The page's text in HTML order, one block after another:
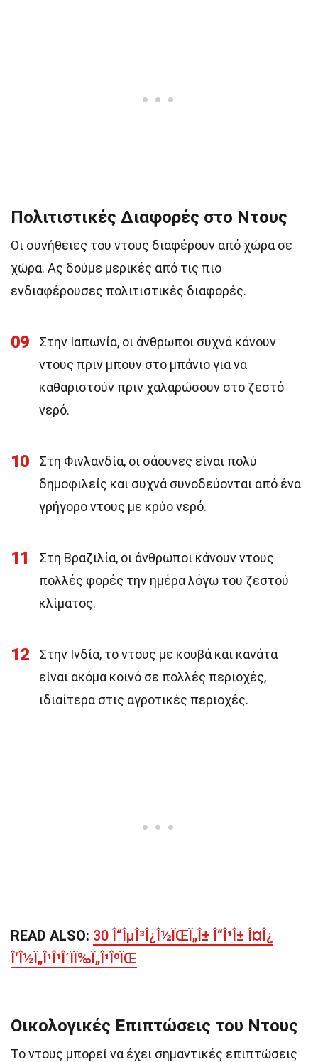
Πολιτιστικές Διαφορές στο Ντους
Οι συνήθειες του ντους διαφέρουν από χώρα σε
χώρα. Ας δούμε μερικές από τις πιο
ενδιαφέρουσες πολιτιστικές διαφορές.
09
Στην Ιαπωνία, οι άνθρωποι συχνά κάνουν
ντους πριν μπουν στο μπάνιο για να
καθαριστούν πριν χαλαρώσουν στο ζεστό
νερό.
10
Στη Φινλανδία, οι σάουνες είναι πολύ
δημοφιλείς και συχνά συνοδεύονται από ένα
γρήγορο ντους με κρύο νερό.
11
Στη Βραζιλία, οι άνθρωποι κάνουν ντους
πολλές φορές την ημέρα λόγω του ζεστού
κλίματος.
12
Στην Ινδία, το ντους με κουβά και κανάτα
είναι ακόμα κοινό σε πολλές περιοχές,
ιδιαίτερα στις αγροτικές περιοχές.
READ ALSO: 30 Î“ÎµÎ³Î¿Î½ÏŒÏ„Î± Î“Î¹Î± Î¤Î¿
Î‘Î½Ï„Î¹Î¹Î´ÏÏ‰Ï„Î¹ÎºÏŒ
Οικολογικές Επιπτώσεις του Ντους
Το ντους μπορεί να έχει σημαντικές επιπτώσεις